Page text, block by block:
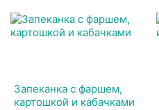
Запеканка с фаршем,
картошкой и кабачками